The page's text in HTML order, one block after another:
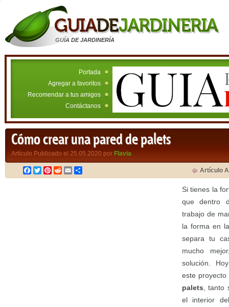
GUÍA DE JARDINERÍA
Portada
Agregar a favoritos
Recomendar a tus amigos
Contáctanos
Cómo crear una pared de palets
Artículo Publicado el 25.05.2020 por Flavia
Facebook
TwitterPinterest
RedditEmail Artículo
Si tienes la
que dentro
trabajo de
la forma en
separa tu
mucho
solución.
este
palets ,
el interior